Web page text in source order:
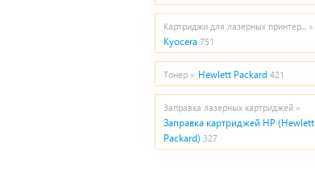
Картриджи для лазерных принтер... »
Kyocera 751
Тонер » Hewlett Packard 421
Заправка лазерных картриджей »
Заправка картриджей HP (Hewlett
Packard) 327